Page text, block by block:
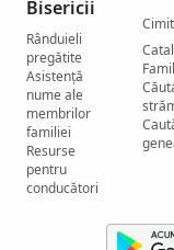
Bisericii
Rânduieli
pregătite
Asistență
nume ale
membrilor
familiei
Resurse
pentru
conducători